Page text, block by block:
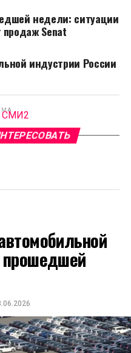
недели: ситуации
продаж Senat
индустрии России
СМИ2
прошедшей